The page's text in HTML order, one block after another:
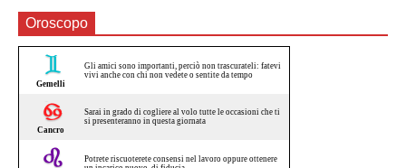
Oroscopo